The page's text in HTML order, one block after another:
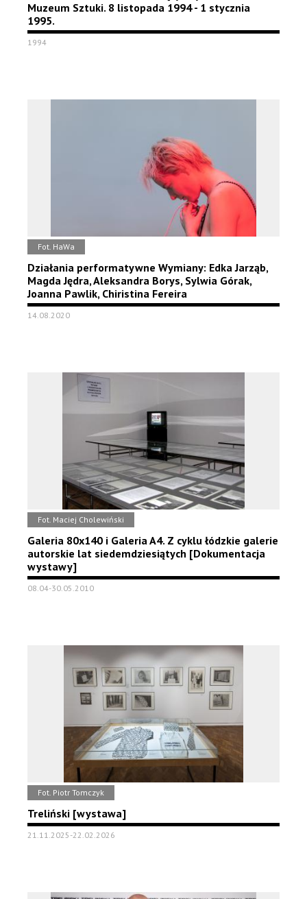
Muzeum Sztuki. 8 listopada 1994 - 1 stycznia
1995.
1994
Fot. HaWa
Działania performatywne Wymiany: Edka Jarząb,
Magda Jędra, Aleksandra Borys, Sylwia Górak,
Joanna Pawlik, Chiristina Fereira
14.08.2020
Fot. Maciej Cholewiński
Galeria 80x140 i Galeria A4. Z cyklu łódzkie galerie
autorskie lat siedemdziesiątych [Dokumentacja
wystawy]
08.04-30.05.2010
Fot. Piotr Tomczyk
Treliński [wystawa]
21.11.2025-22.02.2026